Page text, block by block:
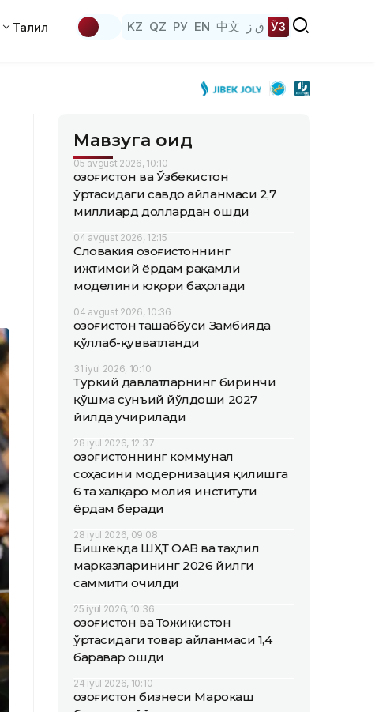
Таҳлил KZ QZ РУ EN 中文 ق ز ЎЗ
Мавзуга оид
05 avgust 2026, 10:10
Қозоғистон ва Ўзбекистон
ўртасидаги савдо айланмаси 2,7
миллиард доллардан ошди
04 avgust 2026, 12:15
Словакия Қозоғистоннинг
ижтимоий ёрдам рақамли
моделини юқори баҳолади
04 avgust 2026, 10:36
Қозоғистон ташаббуси Замбияда
қўллаб-қувватланди
31 iyul 2026, 10:10
Туркий давлатларнинг биринчи
қўшма сунъий йўлдоши 2027
йилда учирилади
28 iyul 2026, 12:37
Қозоғистоннинг коммунал
соҳасини модернизация қилишга
6 та халқаро молия институти
ёрдам беради
28 iyul 2026, 09:08
Бишкекда ШҲТ ОАВ ва таҳлил
марказларининг 2026 йилги
саммити очилди
25 iyul 2026, 10:36
Қозоғистон ва Тожикистон
ўртасидаги товар айланмаси 1,4
баравар ошди
24 iyul 2026, 10:10
Қозоғистон бизнеси Марокаш